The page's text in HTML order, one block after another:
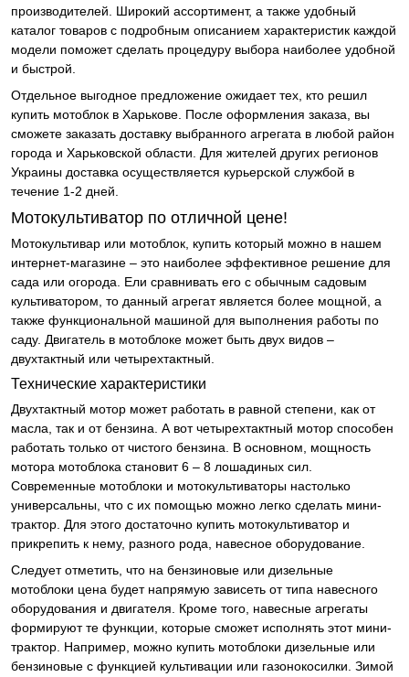
производителей. Широкий ассортимент, а также удобный
каталог товаров с подробным описанием характеристик каждой
модели поможет сделать процедуру выбора наиболее удобной
и быстрой.
Отдельное выгодное предложение ожидает тех, кто решил
купить мотоблок в Харькове. После оформления заказа, вы
сможете заказать доставку выбранного агрегата в любой район
города и Харьковской области. Для жителей других регионов
Украины доставка осуществляется курьерской службой в
течение 1-2 дней.
Мотокультиватор по отличной цене!
Мотокультивар или мотоблок, купить который можно в нашем
интернет-магазине – это наиболее эффективное решение для
сада или огорода. Ели сравнивать его с обычным садовым
культиватором, то данный агрегат является более мощной, а
также функциональной машиной для выполнения работы по
саду. Двигатель в мотоблоке может быть двух видов –
двухтактный или четырехтактный.
Технические характеристики
Двухтактный мотор может работать в равной степени, как от
масла, так и от бензина. А вот четырехтактный мотор способен
работать только от чистого бензина. В основном, мощность
мотора мотоблока становит 6 – 8 лошадиных сил.
Современные мотоблоки и мотокультиваторы настолько
универсальны, что с их помощью можно легко сделать мини-
трактор. Для этого достаточно купить мотокультиватор и
прикрепить к нему, разного рода, навесное оборудование.
Следует отметить, что на бензиновые или дизельные
мотоблоки цена будет напрямую зависеть от типа навесного
оборудования и двигателя. Кроме того, навесные агрегаты
формируют те функции, которые сможет исполнять этот мини-
трактор. Например, можно купить мотоблоки дизельные или
бензиновые с функцией культивации или газонокосилки. Зимой